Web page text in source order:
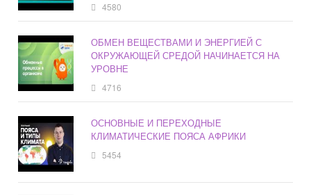
4580
ОБМЕН ВЕЩЕСТВАМИ И ЭНЕРГИЕЙ С
ОКРУЖАЮЩЕЙ СРЕДОЙ НАЧИНАЕТСЯ НА
УРОВНЕ
4716
ОСНОВНЫЕ И ПЕРЕХОДНЫЕ
КЛИМАТИЧЕСКИЕ ПОЯСА АФРИКИ
5454